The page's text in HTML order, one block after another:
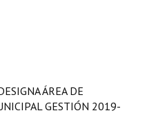
ÁREA DE
GESTIÓN 2019-